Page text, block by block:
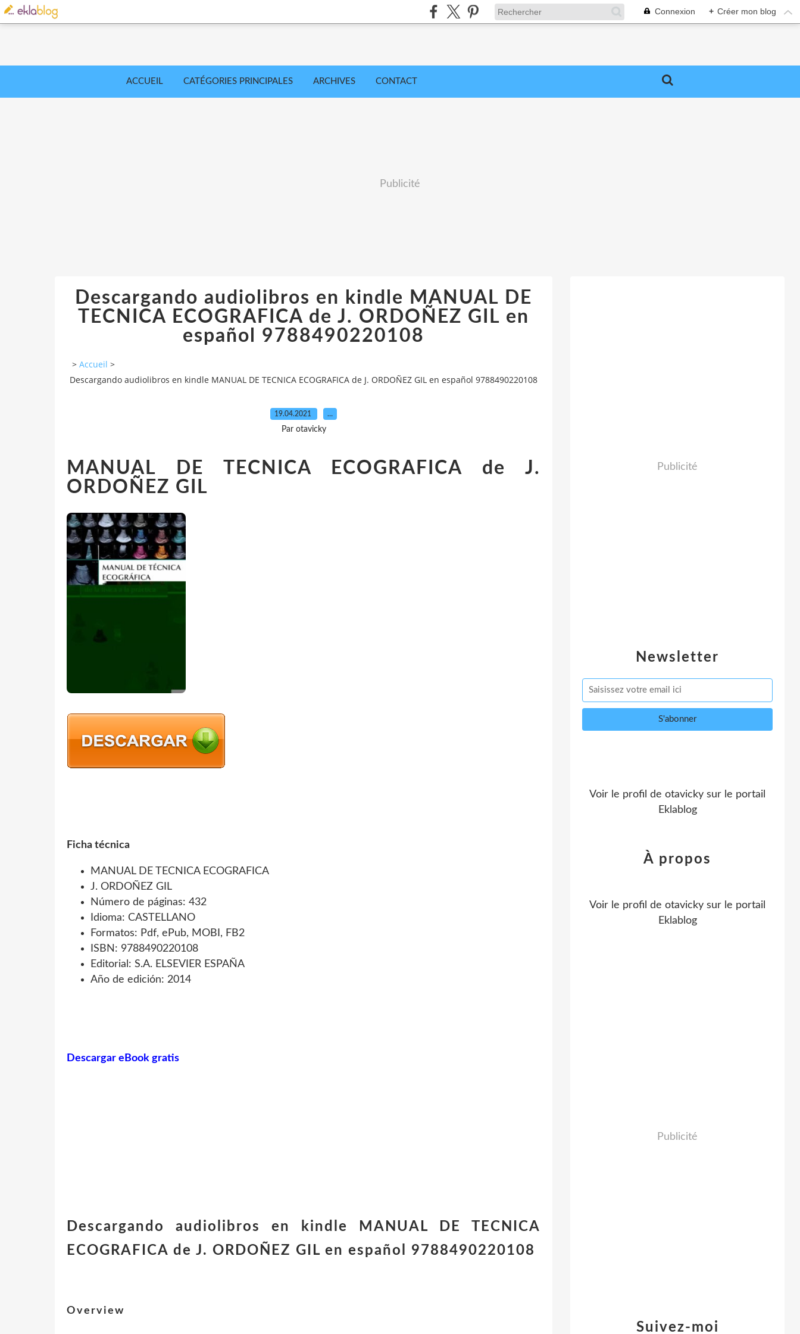
Connexion + Créer mon blog
ACCUEIL CATÉGORIES PRINCIPALES ARCHIVES CONTACT
Publicité
Descargando audiolibros en kindle MANUAL DE
TECNICA ECOGRAFICA de J. ORDOÑEZ GIL en
español 9788490220108
> Accueil >
Descargando audiolibros en kindle MANUAL DE TECNICA ECOGRAFICA de J. ORDOÑEZ GIL en español 9788490220108
19.04.2021 …
Par otavicky
MANUAL DE TECNICA ECOGRAFICA de J.
ORDOÑEZ GIL
Ficha técnica
MANUAL DE TECNICA ECOGRAFICA
J. ORDOÑEZ GIL
Número de páginas: 432
Idioma: CASTELLANO
Formatos: Pdf, ePub, MOBI, FB2
ISBN: 9788490220108
Editorial: S.A. ELSEVIER ESPAÑA
Año de edición: 2014
Descargar eBook gratis
Descargando audiolibros en kindle MANUAL DE TECNICA
ECOGRAFICA de J. ORDOÑEZ GIL en español 9788490220108
Overview
Newsletter
Publicité
Voir le profil de otavicky sur le portail
Eklablog
Suivez-moi
À propos
Voir le profil de otavicky sur le portail
Eklablog
Publicité